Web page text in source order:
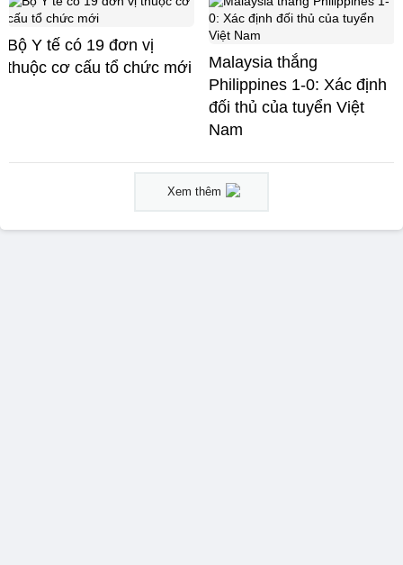
Bộ Y tế có 19 đơn vị
thuộc cơ cấu tổ chức mới
Malaysia thắng
Philippines 1-0: Xác định
đối thủ của tuyển Việt
Nam
Xem thêm